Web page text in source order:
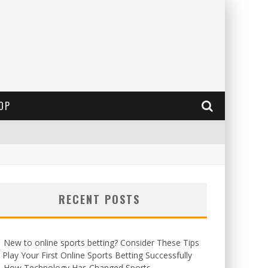
RECENT POSTS
New to online sports betting? Consider These Tips
Your First Online Sports Betting Successfully